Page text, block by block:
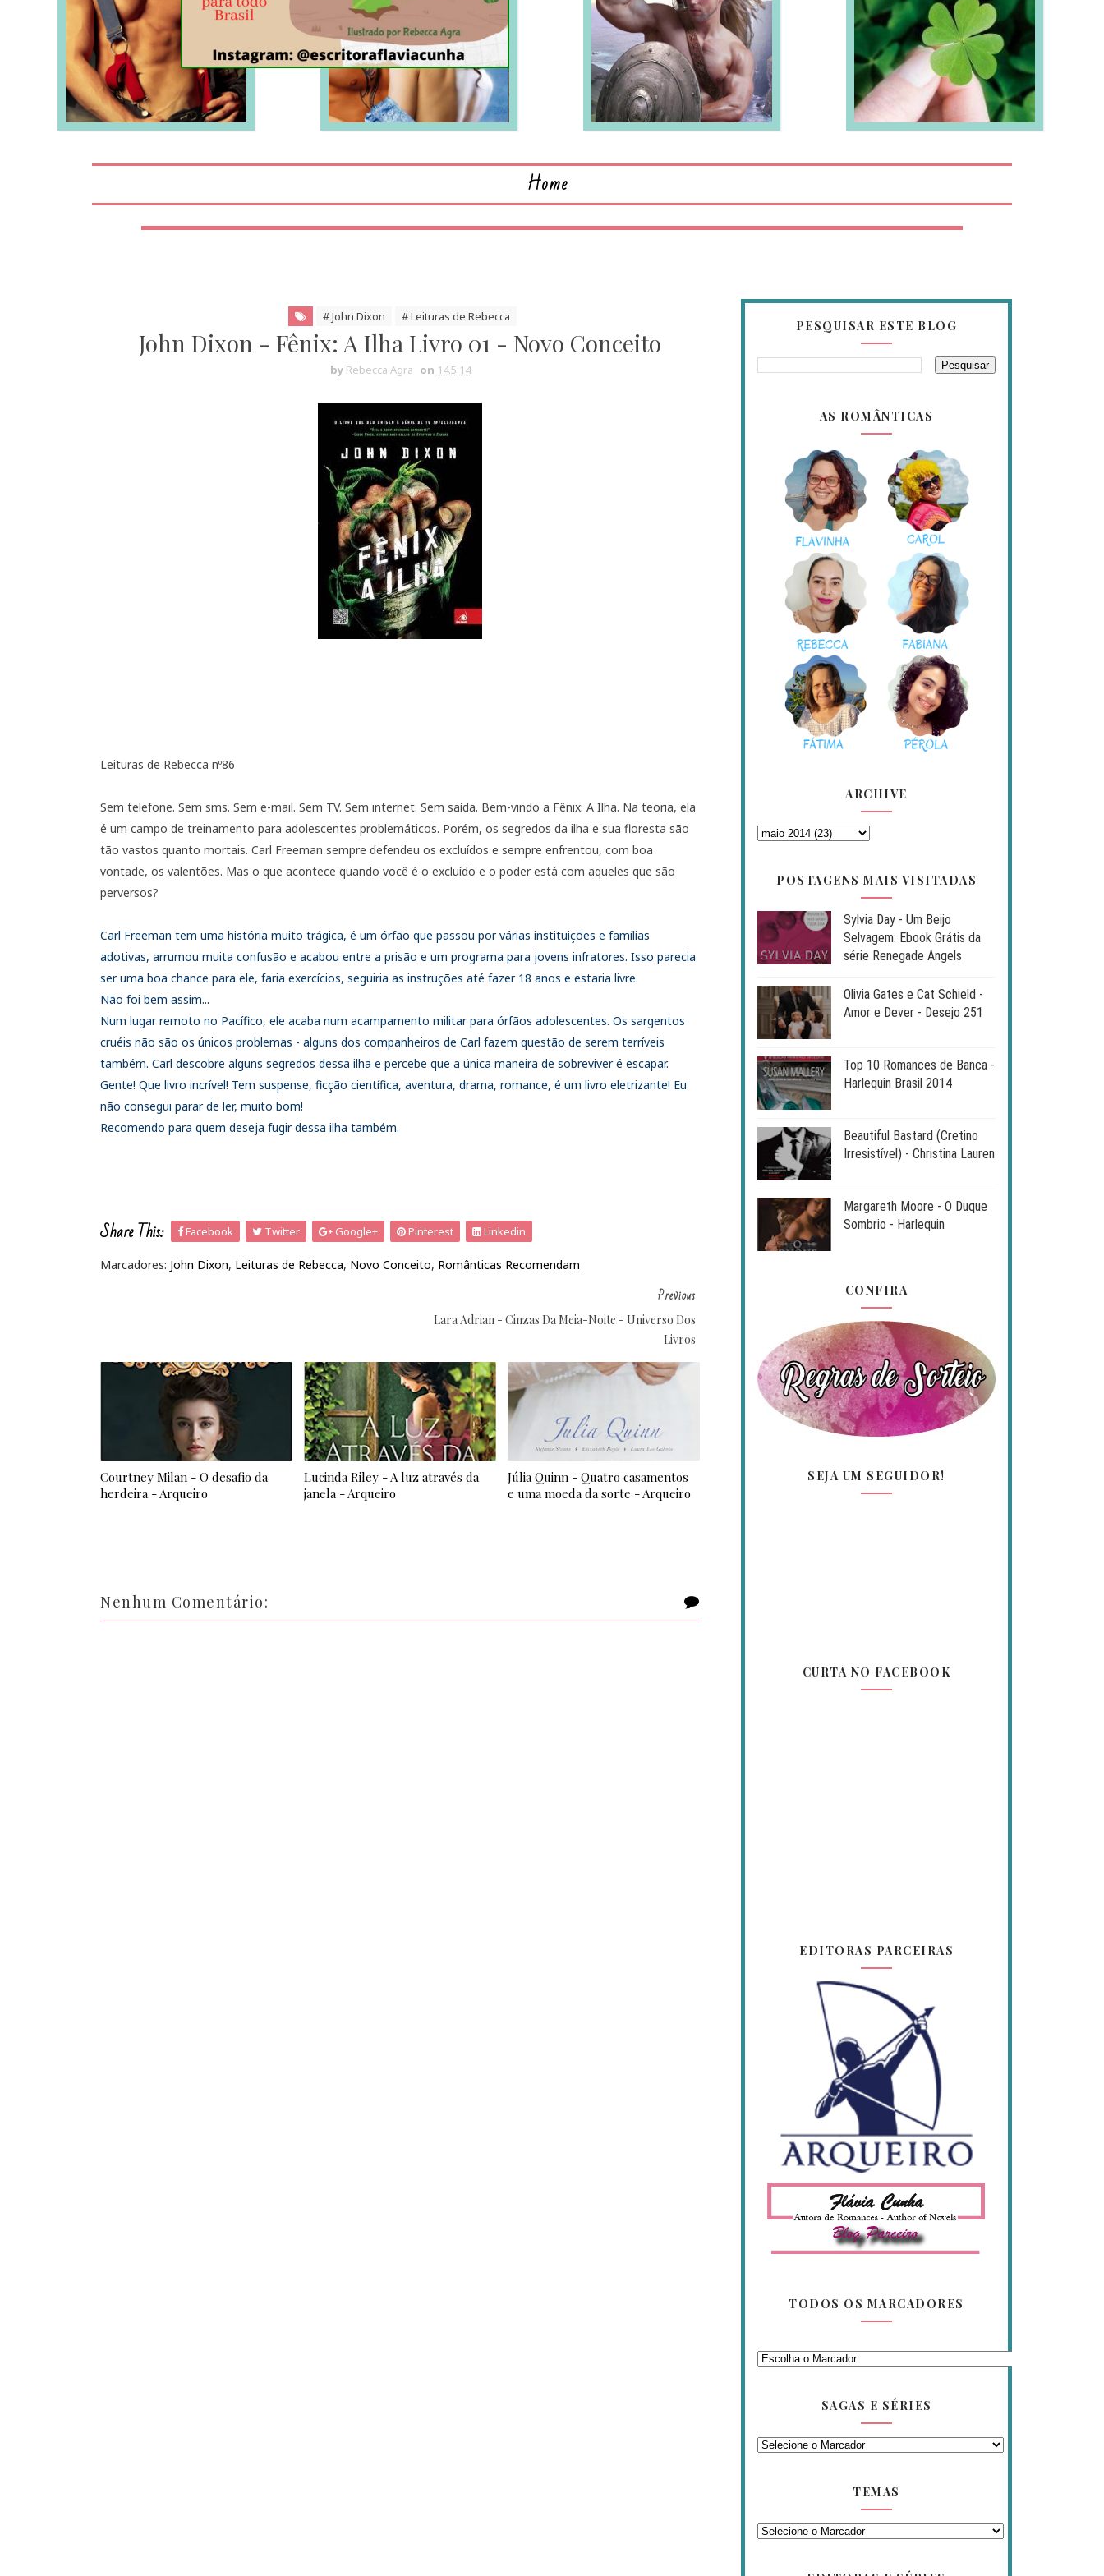
LEIA MAIS LEIA MAIS
Home
# John Dixon # Leituras de Rebecca
John Dixon - Fênix: A Ilha Livro 01 - Novo Conceito
by Rebecca Agra on 14.5.14
Leituras de Rebecca nº86
Sem telefone. Sem sms. Sem e-mail. Sem TV. Sem internet. Sem saída. Bem-vindo a Fênix: A Ilha. Na teoria, ela
é um campo de treinamento para adolescentes problemáticos. Porém, os segredos da ilha e sua floresta são
tão vastos quanto mortais. Carl Freeman sempre defendeu os excluídos e sempre enfrentou, com boa
vontade, os valentões. Mas o que acontece quando você é o excluído e o poder está com aqueles que são
perversos?
Carl Freeman tem uma história muito trágica, é um órfão que passou por várias instituições e famílias
adotivas, arrumou muita confusão e acabou entre a prisão e um programa para jovens infratores. Isso parecia
ser uma boa chance para ele, faria exercícios, seguiria as instruções até fazer 18 anos e estaria livre.
Não foi bem assim...
Num lugar remoto no Pacífico, ele acaba num acampamento militar para órfãos adolescentes. Os sargentos
cruéis não são os únicos problemas - alguns dos companheiros de Carl fazem questão de serem terríveis
também. Carl descobre alguns segredos dessa ilha e percebe que a única maneira de sobreviver é escapar.
Gente! Que livro incrível! Tem suspense, ficção científica, aventura, drama, romance, é um livro eletrizante! Eu
não consegui parar de ler, muito bom!
Recomendo para quem deseja fugir dessa ilha também.
Share This: Facebook Twitter Google+ Pinterest Linkedin
Marcadores: John Dixon, Leituras de Rebecca, Novo Conceito, Românticas Recomendam
Previous
Lara Adrian - Cinzas Da Meia-Noite - Universo Dos
Livros
Courtney Milan - O desafio da
herdeira - Arqueiro
Lucinda Riley - A luz através da
janela - Arqueiro
Júlia Quinn - Quatro casamentos
e uma moeda da sorte - Arqueiro
Nenhum Comentário:
PESQUISAR ESTE BLOG
AS ROMÂNTICAS
ARCHIVE
POSTAGENS MAIS VISITADAS
Sylvia Day - Um Beijo
Selvagem: Ebook Grátis da
série Renegade Angels
Olivia Gates e Cat Schield -
Amor e Dever - Desejo 251
Top 10 Romances de Banca -
Harlequin Brasil 2014
Beautiful Bastard (Cretino
Irresistível) - Christina Lauren
Margareth Moore - O Duque
Sombrio - Harlequin
CONFIRA
SEJA UM SEGUIDOR!
CURTA NO FACEBOOK
EDITORAS PARCEIRAS
TODOS OS MARCADORES
SAGAS E SÉRIES
TEMAS